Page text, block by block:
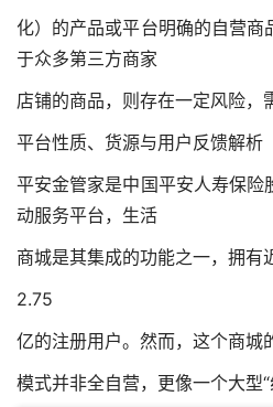
化）的产品或平台明确的自营
于众多第三方商家
店铺的商品，则存在一定风险，
平台性质、货源与用户反馈解析
平安金管家是中国平安人寿保险
动服务平台，生活
商城是其集成的功能之一，拥有
2.75
亿的注册用户。然而，这个商城
模式并非全自营，更像一个大型“